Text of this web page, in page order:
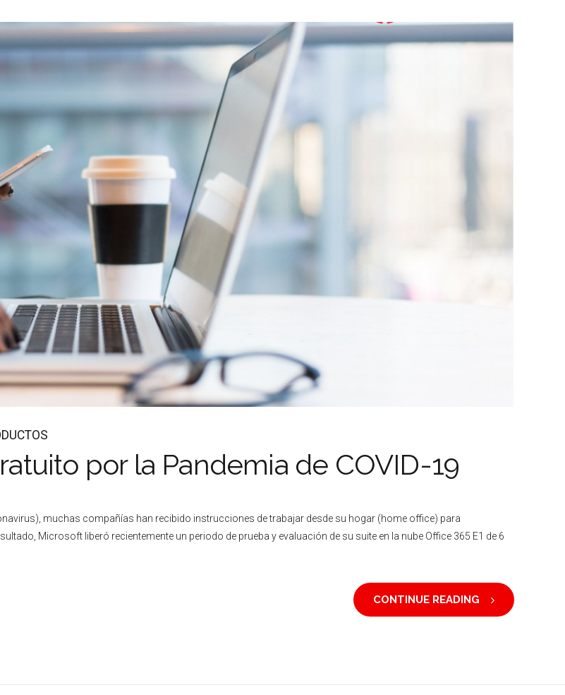
por la Pandemia de COVID-19
muchas compañías han recibido instrucciones de trabajar desde su hogar (home office) para
Microsoft liberó recientemente un periodo de prueba y evaluación de su suite en la nube Office 365 E1 de 6
CONTINUE READING